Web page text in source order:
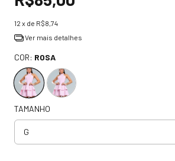
12 x de R$8,74
Ver mais detalhes
COR: ROSA
TAMANHO